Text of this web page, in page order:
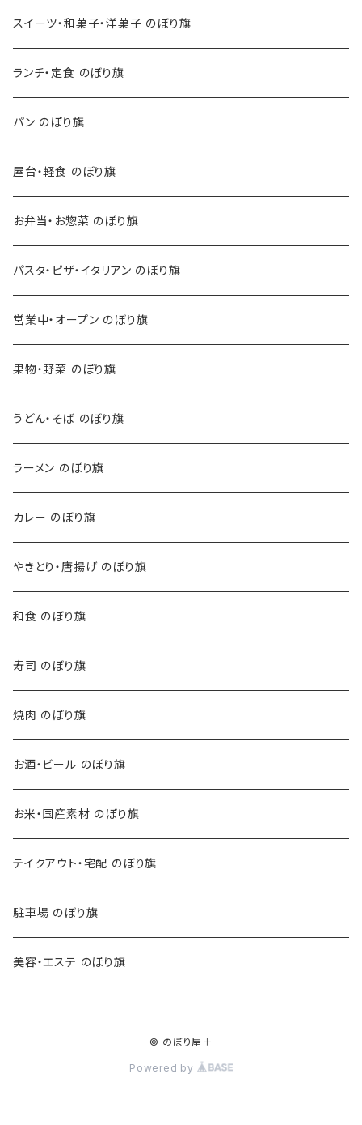
スイーツ・和菓子・洋菓子 のぼり旗
ランチ・定食 のぼり旗
パン のぼり旗
屋台・軽食 のぼり旗
お弁当・お惣菜 のぼり旗
パスタ・ピザ・イタリアン のぼり旗
営業中・オープン のぼり旗
果物・野菜 のぼり旗
うどん・そば のぼり旗
ラーメン のぼり旗
カレー のぼり旗
やきとり・唐揚げ のぼり旗
和食 のぼり旗
寿司 のぼり旗
焼肉 のぼり旗
お酒・ビール のぼり旗
お米・国産素材 のぼり旗
テイクアウト・宅配 のぼり旗
駐車場 のぼり旗
美容・エステ のぼり旗
© のぼり屋＋
Powered by